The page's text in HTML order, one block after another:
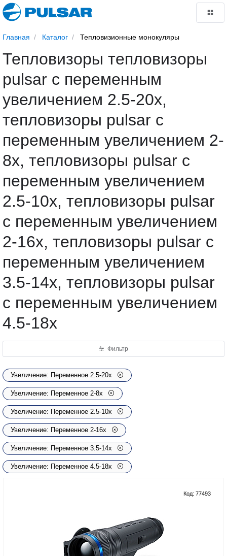
Главная Каталог Тепловизионные монокуляры
Тепловизоры тепловизоры
pulsar с переменным
увеличением 2.5-20х,
тепловизоры pulsar с
переменным увеличением 2-
8х, тепловизоры pulsar с
переменным увеличением
2.5-10x, тепловизоры pulsar
с переменным увеличением
2-16х, тепловизоры pulsar с
переменным увеличением
3.5-14x, тепловизоры pulsar
с переменным увеличением
4.5-18х
Фильтр
Увеличение: Переменное 2.5-20х
Увеличение: Переменное 2-8х
Увеличение: Переменное 2.5-10x
Увеличение: Переменное 2-16х
Увеличение: Переменное 3.5-14x
Увеличение: Переменное 4.5-18х
Код: 77493